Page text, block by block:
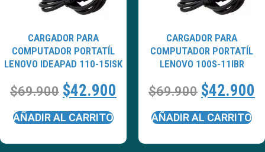
CARGADOR PARA
COMPUTADOR PORTATÍL
LENOVO IDEAPAD 110-15ISK
$69.900 $42.900
AÑADIR AL CARRITO
CARGADOR PARA
COMPUTADOR PORTATÍL
LENOVO 100S-11IBR
$69.900 $42.900
AÑADIR AL CARRITO